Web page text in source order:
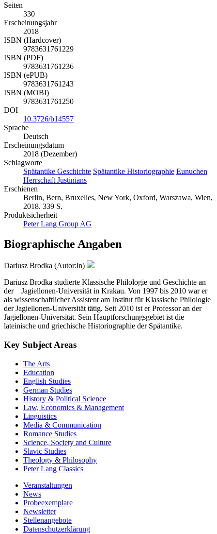
Seiten
330
Erscheinungsjahr
2018
ISBN (Hardcover)
9783631761229
ISBN (PDF)
9783631761236
ISBN (ePUB)
9783631761243
ISBN (MOBI)
9783631761250
DOI
10.3726/b14557
Sprache
Deutsch
Erscheinungsdatum
2018 (Dezember)
Schlagworte
Spätantike Geschichte Spätantike Historiographie Eunuchen
Herrschaft Justinians
Erschienen
Berlin, Bern, Bruxelles, New York, Oxford, Warszawa, Wien,
2018. 339 S.
Produktsicherheit
Peter Lang Group AG
Biographische Angaben
Dariusz Brodka (Autor:in)
Dariusz Brodka studierte Klassische Philologie und Geschichte an
der Jagiellonen-Universität in Krakau. Von 1997 bis 2010 war er
als wissenschaftlicher Assistent am Institut für Klassische Philologie
der Jagiellonen-Universität tätig. Seit 2010 ist er Professor an der
Jagiellonen-Universität. Sein Hauptforschungsgebiet ist die
lateinische und griechische Historiographie der Spätantike.
Key Subject Areas
The Arts
Education
English Studies
German Studies
History & Political Science
Law, Economics & Management
Linguistics
Media & Communication
Romance Studies
Science, Society and Culture
Slavic Studies
Theology & Philosophy
Peter Lang Classics
Veranstaltungen
News
Probeexemplare
Newsletter
Stellenangebote
Datenschutzerklärung